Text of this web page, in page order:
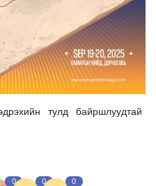
тулд байршлуудтай
0 0 0